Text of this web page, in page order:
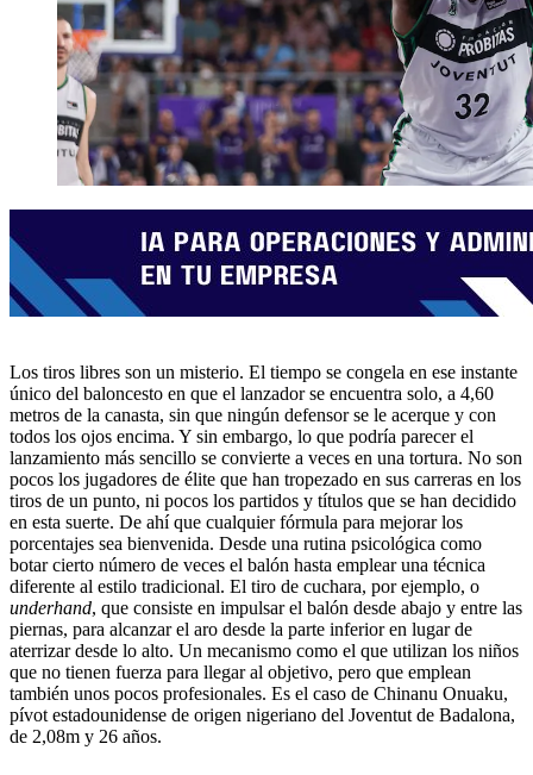
Los tiros libres son un misterio. El tiempo se congela en ese instante
único del baloncesto en que el lanzador se encuentra solo, a 4,60
metros de la canasta, sin que ningún defensor se le acerque y con
todos los ojos encima. Y sin embargo, lo que podría parecer el
lanzamiento más sencillo se convierte a veces en una tortura. No son
pocos los jugadores de élite que han tropezado en sus carreras en los
tiros de un punto, ni pocos los partidos y títulos que se han decidido
en esta suerte. De ahí que cualquier fórmula para mejorar los
porcentajes sea bienvenida. Desde una rutina psicológica como
botar cierto número de veces el balón hasta emplear una técnica
diferente al estilo tradicional. El tiro de cuchara, por ejemplo, o
underhand, que consiste en impulsar el balón desde abajo y entre las
piernas, para alcanzar el aro desde la parte inferior en lugar de
aterrizar desde lo alto. Un mecanismo como el que utilizan los niños
que no tienen fuerza para llegar al objetivo, pero que emplean
también unos pocos profesionales. Es el caso de Chinanu Onuaku,
pívot estadounidense de origen nigeriano del Joventut de Badalona,
de 2,08m y 26 años.